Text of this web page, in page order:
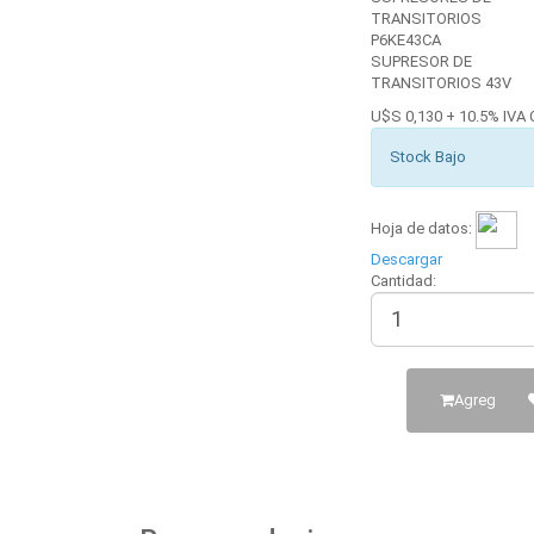
TRANSITORIOS
P6KE43CA
SUPRESOR DE
TRANSITORIOS 43V
U$S 0,130 + 10.5% IVA
Stock Bajo
Hoja de datos:
Descargar
Cantidad:
Agregar al